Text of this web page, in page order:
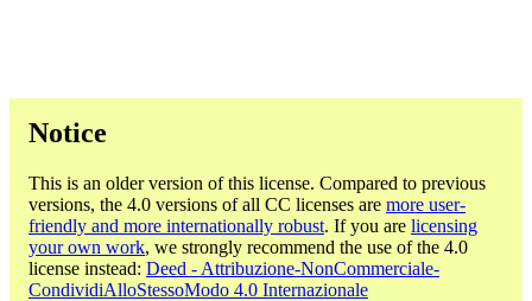
Notice
This is an older version of this license. Compared to previous
versions, the 4.0 versions of all CC licenses are more user-
friendly and more internationally robust. If you are licensing
your own work, we strongly recommend the use of the 4.0
license instead: Deed - Attribuzione-NonCommerciale-
CondividiAlloStessoModo 4.0 Internazionale